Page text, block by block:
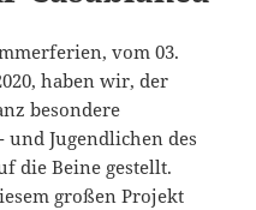
vom 03.
haben wir, der
besondere
Jugendlichen des
die Beine gestellt.
großen Projekt